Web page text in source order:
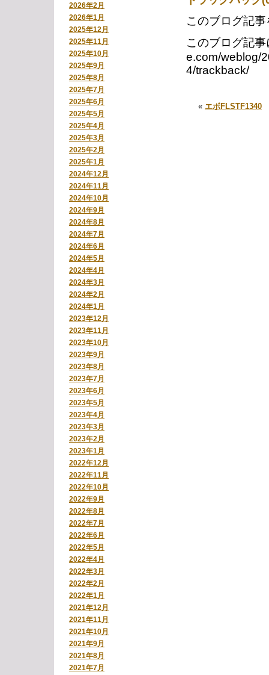
2026年2月
2026年1月
2025年12月
2025年11月
2025年10月
2025年9月
2025年8月
2025年7月
2025年6月
2025年5月
2025年4月
2025年3月
2025年2月
2025年1月
2024年12月
2024年11月
2024年10月
2024年9月
2024年8月
2024年7月
2024年6月
2024年5月
2024年4月
2024年3月
2024年2月
2024年1月
2023年12月
2023年11月
2023年10月
2023年9月
2023年8月
2023年7月
2023年6月
2023年5月
2023年4月
2023年3月
2023年2月
2023年1月
2022年12月
2022年11月
2022年10月
2022年9月
2022年8月
2022年7月
2022年6月
2022年5月
2022年4月
2022年3月
2022年2月
2022年1月
2021年12月
2021年11月
2021年10月
2021年9月
2021年8月
2021年7月
このブログ記
このブログ記
e.com/weblog/
4/trackback/
« エボFLSTF1340